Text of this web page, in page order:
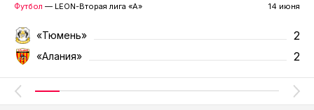
Футбол — LEON-Вторая лига «А» 14 июня
«Тюмень» 2
«Алания» 2